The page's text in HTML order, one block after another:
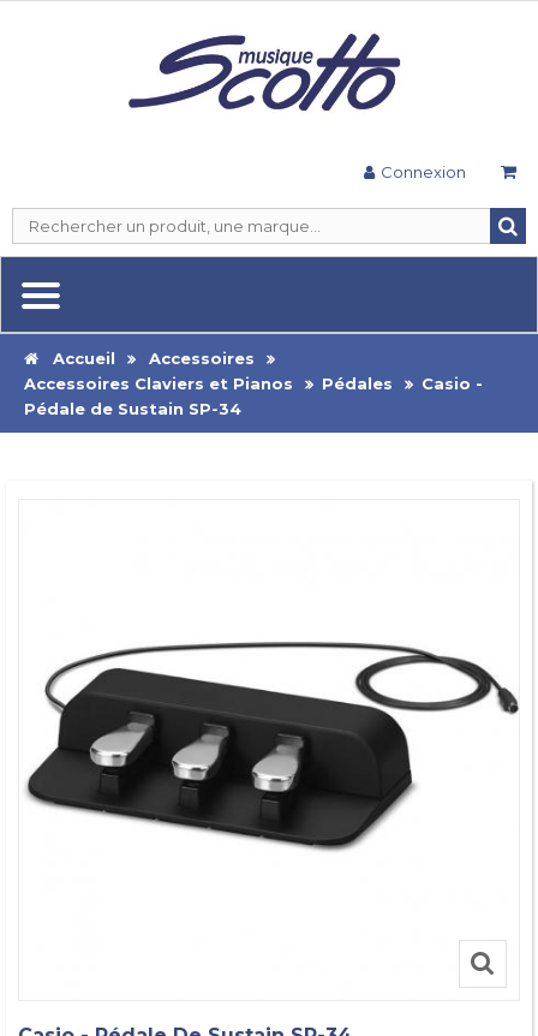
Connexion
Accueil
Accessoires
Accessoires Claviers et Pianos
Pédales
Casio -
Pédale de Sustain SP-34